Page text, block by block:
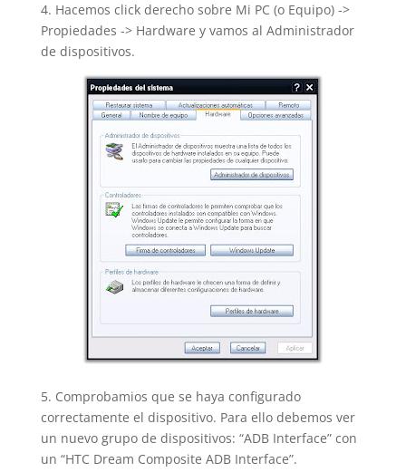
4. Hacemos click derecho sobre Mi PC (o Equipo) ->
Propiedades -> Hardware y vamos al Administrador
de dispositivos.
5. Comprobamios que se haya configurado
correctamente el dispositivo. Para ello debemos ver
un nuevo grupo de dispositivos: “ADB Interface” con
un “HTC Dream Composite ADB Interface”.